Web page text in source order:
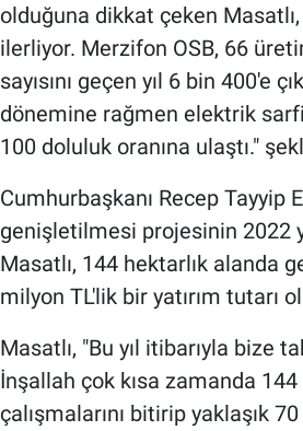
olduğuna dikkat çeken
ilerliyor. Merzifon OSB, 66
sayısını geçen yıl 6 bin 400'e
dönemine rağmen elektrik
100 doluluk oranına ulaştı."
Cumhurbaşkanı Recep Tayyip
genişletilmesi projesinin 2022
Masatlı, 144 hektarlık alanda
milyon TL'lik bir yatırım tutarı
Masatlı, "Bu yıl itibarıyla bize
İnşallah çok kısa zamanda
çalışmalarını bitirip yaklaşık